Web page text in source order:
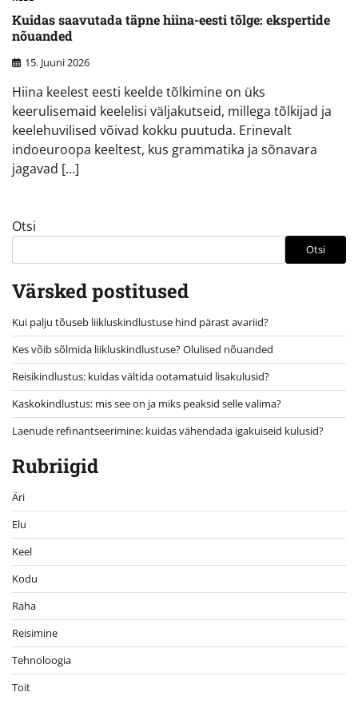
Kuidas saavutada täpne hiina-eesti tõlge: ekspertide
nõuanded
15. Juuni 2026
Hiina keelest eesti keelde tõlkimine on üks
keerulisemaid keelelisi väljakutseid, millega tõlkijad ja
keelehuvilised võivad kokku puutuda. Erinevalt
indoeuroopa keeltest, kus grammatika ja sõnavara
jagavad […]
Otsi
Otsi
Värsked postitused
Kui palju tõuseb liikluskindlustuse hind pärast avariid?
Kes võib sõlmida liikluskindlustuse? Olulised nõuanded
Reisikindlustus: kuidas vältida ootamatuid lisakulusid?
Kaskokindlustus: mis see on ja miks peaksid selle valima?
Laenude refinantseerimine: kuidas vähendada igakuiseid kulusid?
Rubriigid
Äri
Elu
Keel
Kodu
Raha
Reisimine
Tehnoloogia
Toit